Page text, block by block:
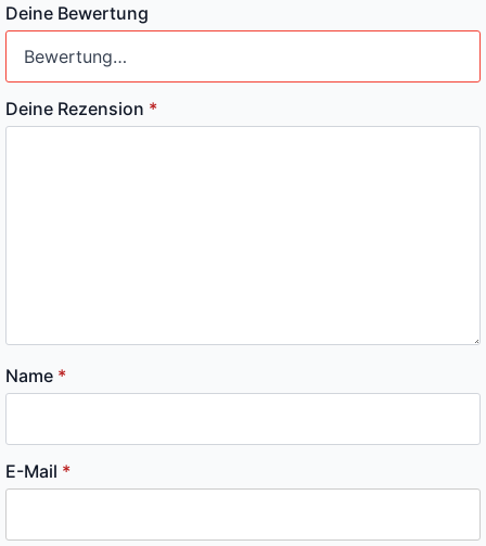
Deine Bewertung
Deine Rezension *
Name *
E-Mail *